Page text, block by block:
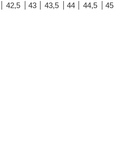
42,5 43 43,5 44 44,5 45